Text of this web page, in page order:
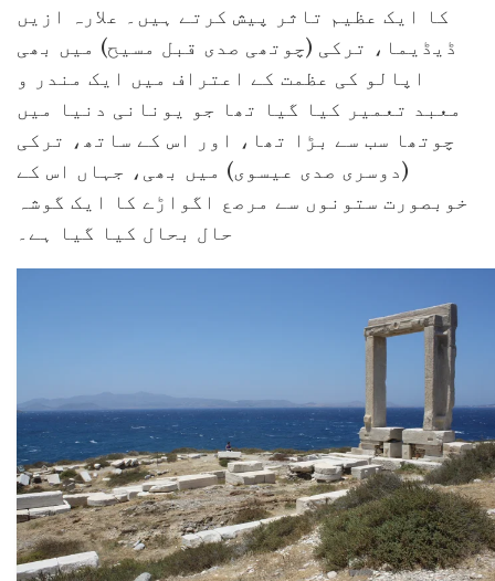
کا ایک عظیم تاثر پیش کرتے ہیں۔ علارہ ازیں
ڈیڈیما، ترکی (چوتھی صدی قبل مسیح) میں بھی
اپالو کی عظمت کے اعتراف میں ایک مندر و
معبد تعمیر کیا گیا تھا جو یونانی دنیا میں
چوتھا سب سے بڑا تھا، اور اس کے ساتھ، ترکی
(دوسری صدی عیسوی) میں بھی، جہاں اس کے
خوبصورت ستونوں سے مرصع اگواڑے کا ایک گوشہ
حال بحال کیا گیا ہے۔